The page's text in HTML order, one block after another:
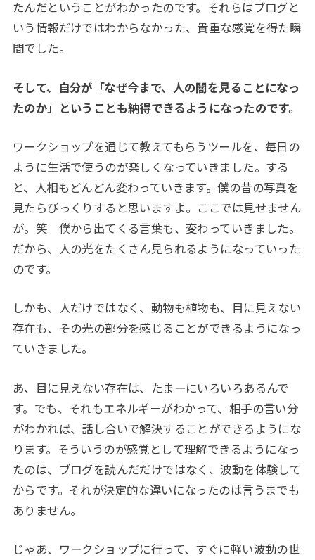
たんだということがわかったのです。それらはブログと
いう情報だけではわからなかった、貴重な感覚を得た瞬
間でした。
そして、自分が「なぜ今まで、人の闇を見ることになっ
たのか」ということも納得できるようになったのです。
ワークショップを通じて教えてもらうツールを、毎日の
ように生活で使うのが楽しくなっていきました。する
と、人相もどんどん変わっていきます。僕の昔の写真を
見たらびっくりすると思いますよ。ここでは見せません
が。笑 僕から出てくる言葉も、変わっていきました。
だから、人の光をたくさん見られるようになっていった
のです。
しかも、人だけではなく、動物も植物も、目に見えない
存在も、その光の部分を感じることができるようになっ
ていきました。
あ、目に見えない存在は、たまーにいろいろあるんで
す。でも、それもエネルギーがわかって、相手の言い分
がわかれば、話し合いで解決することができるようにな
ります。そういうのが感覚として理解できるようになっ
たのは、ブログを読んだだけではなく、波動を体験して
からです。それが決定的な違いになったのは言うまでも
ありません。
じゃあ、ワークショップに行って、すぐに軽い波動の世